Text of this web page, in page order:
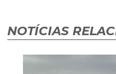
NOTÍCIAS